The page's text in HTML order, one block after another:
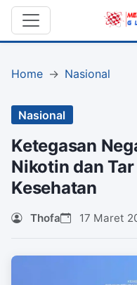
Home Nasional
Nasional
Ketegasan
Nikotin dan
Kesehatan
Thofa 17 Maret